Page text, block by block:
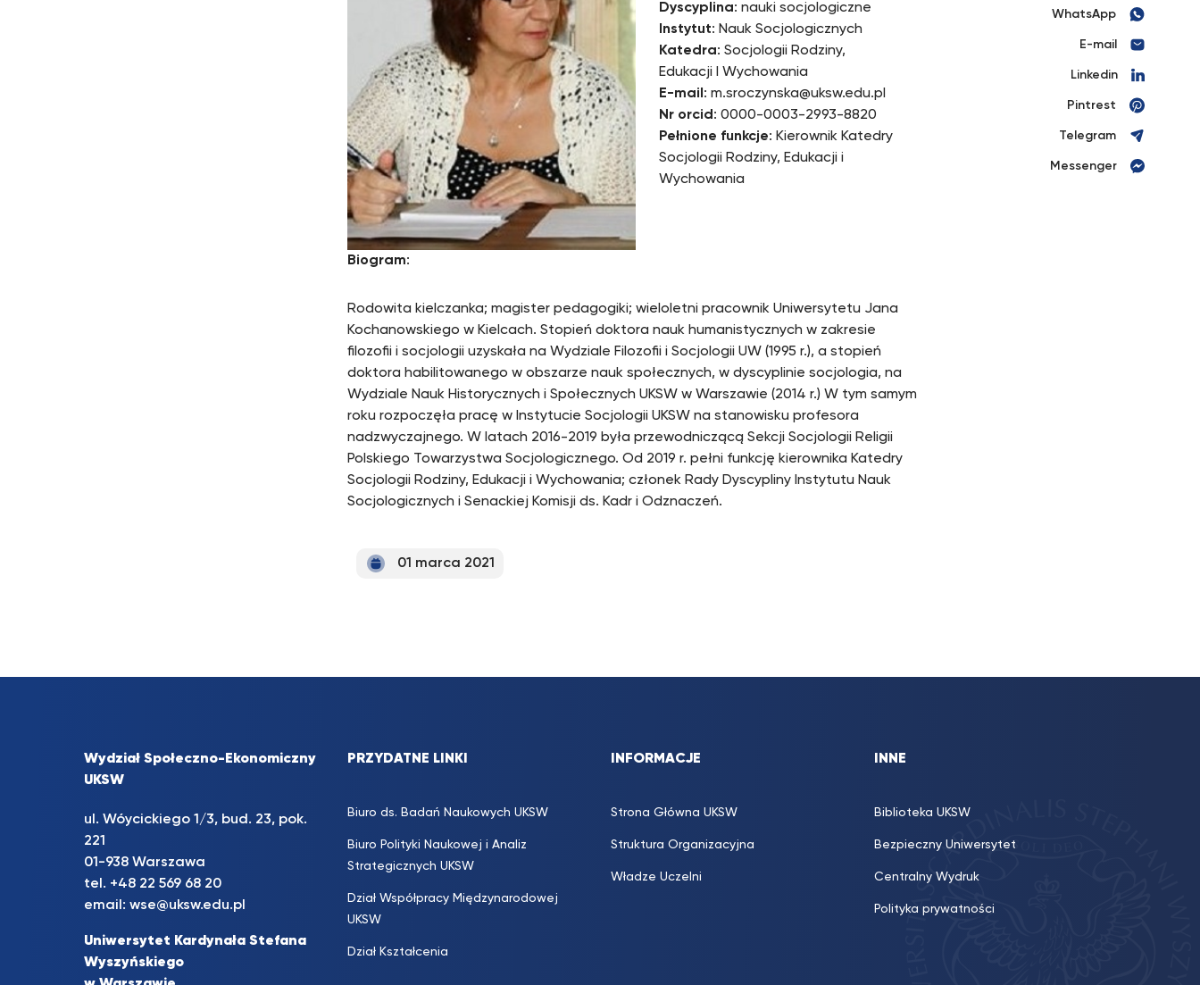
Dyscyplina: nauki socjologiczne
Instytut: Nauk Socjologicznych
Katedra: Socjologii Rodziny,
Edukacji I Wychowania
E-mail : m.sroczynska@uksw.edu.pl
Nr orcid : 0000-0003-2993-8820
Pełnione funkcje: Kierownik Katedry
Socjologii Rodziny, Edukacji i
Wychowania
Biogram:
Rodowita kielczanka; magister pedagogiki; wieloletni pracownik Uniwersytetu Jana
Kochanowskiego w Kielcach. Stopień doktora nauk humanistycznych w zakresie
filozofii i socjologii uzyskała na Wydziale Filozofii i Socjologii UW (1995 r.), a stopień
doktora habilitowanego w obszarze nauk społecznych, w dyscyplinie socjologia, na
Wydziale Nauk Historycznych i Społecznych UKSW w Warszawie (2014 r.) W tym samym
roku rozpoczęła pracę w Instytucie Socjologii UKSW na stanowisku profesora
nadzwyczajnego. W latach 2016-2019 była przewodniczącą Sekcji Socjologii Religii
Polskiego Towarzystwa Socjologicznego. Od 2019 r. pełni funkcję kierownika Katedry
Socjologii Rodziny, Edukacji i Wychowania; członek Rady Dyscypliny Instytutu Nauk
Socjologicznych i Senackiej Komisji ds. Kadr i Odznaczeń.
01 marca 2021
WhatsApp
E-mail
Linkedin
Pintrest
Telegram
Messenger
Wydział Społeczno-Ekonomiczny
UKSW
ul. Wóycickiego 1/3, bud. 23, pok.
221
01-938 Warszawa
tel. +48 22 569 68 20
email: wse@uksw.edu.pl
Uniwersytet Kardynała Stefana
Wyszyńskiego
PRZYDATNE LINKI
Biuro ds. Badań Naukowych UKSW
Biuro Polityki Naukowej i Analiz
Strategicznych UKSW
Dział Współpracy Międzynarodowej
UKSW
Dział Kształcenia
INFORMACJE
Strona Główna UKSW
Struktura Organizacyjna
Władze Uczelni
INNE
Biblioteka UKSW
Bezpieczny Uniwersytet
Centralny Wydruk
Polityka prywatności